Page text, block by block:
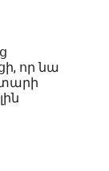
որ նա
տարի